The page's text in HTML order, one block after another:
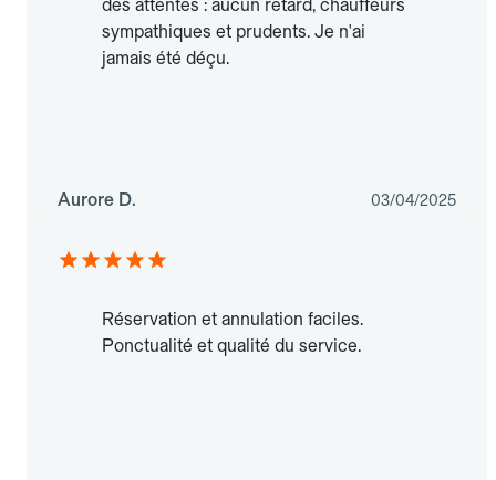
des attentes : aucun retard, chauffeurs
sympathiques et prudents. Je n'ai
jamais été déçu.
Aurore D. 03/04/2025
Réservation et annulation faciles.
Ponctualité et qualité du service.